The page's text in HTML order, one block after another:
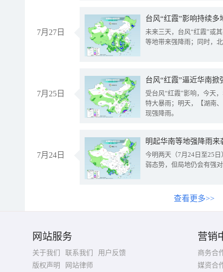
7月27日
台风“红霞”影响持续
未来三天，台风“红霞”或
等地带来强降雨；同时，
7月25日
台风“红霞”逼近华南
受台风“红霞”影响，今天
特大暴雨；明天，【湖南
现强降雨。
7月24日
明起华南等地强降雨
今明两天（7月24日至25
弱态势，但局地仍会有强
查看更多>>
网站服务
关于我们 联系我们
用户反馈
版权声明
网站律师
营销
商务合
媒资合